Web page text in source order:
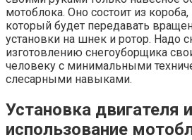
мотоблока. Оно состоит из
который будет передавать
установки на шнек и ротор. Надо
изготовлению снегоуборщика
человеку с минимальными
слесарными навыками.
Установка двигателя
использование